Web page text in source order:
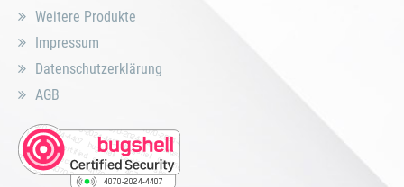
Weitere Produkte
Impressum
Datenschutzerklärung
AGB